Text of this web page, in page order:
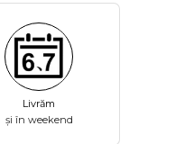
Livrăm
și în weekend